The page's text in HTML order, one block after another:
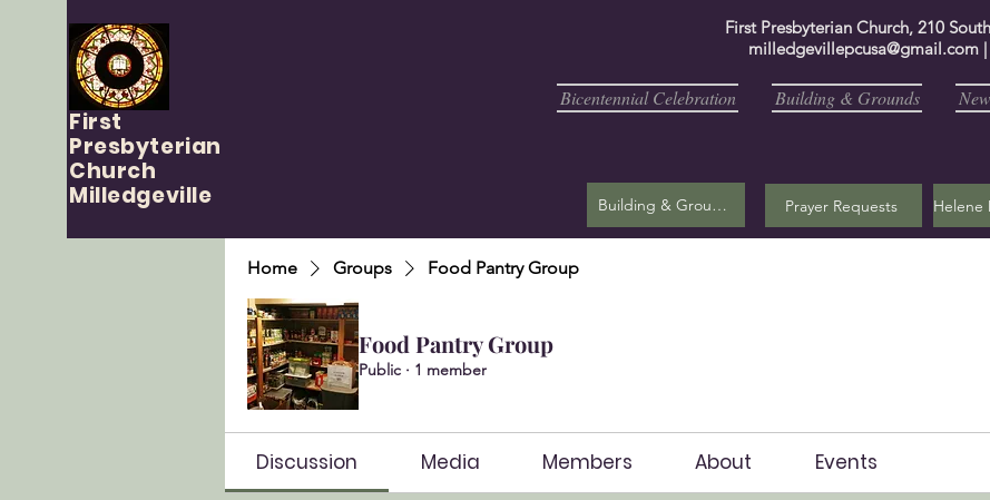
First
Presbyterian
Church
Milledgeville
First Presbyterian Church, 210
milledgevillepcusa@gmail.com
Bicentennial Celebration Building & Grounds
Building & Grounds Prayer Requests
Home Groups Food Pantry Group
Food Pantry Group
Public · 1 member
Discussion Media Members About Events